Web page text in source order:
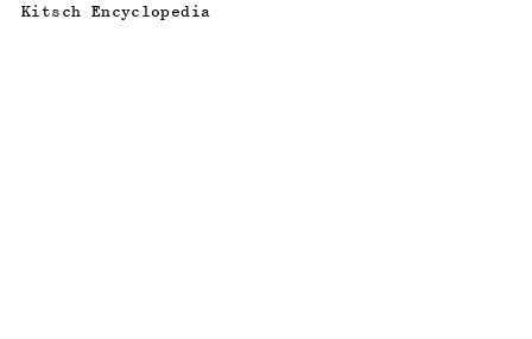
Kitsch Encyclopedia